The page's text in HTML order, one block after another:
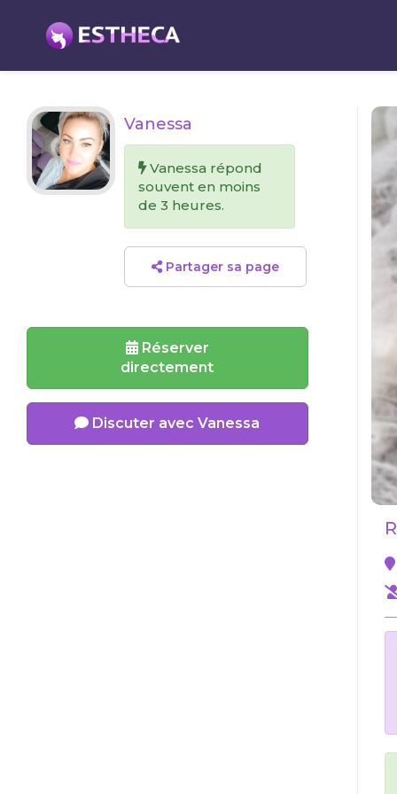
Vanessa
Vanessa répond
souvent en moins
de 3 heures.
Partager sa page
Réserver
directement
Discuter avec Vanessa